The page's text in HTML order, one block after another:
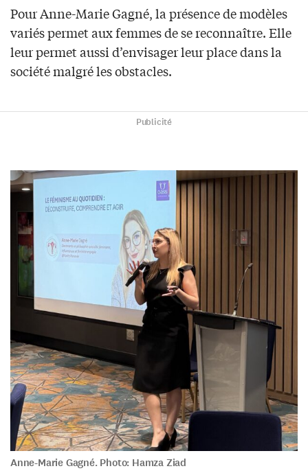
Pour Anne-Marie Gagné, la présence de modèles
variés permet aux femmes de se reconnaître. Elle
leur permet aussi d’envisager leur place dans la
société malgré les obstacles.
Publicité
Anne-Marie Gagné. Photo: Hamza Ziad